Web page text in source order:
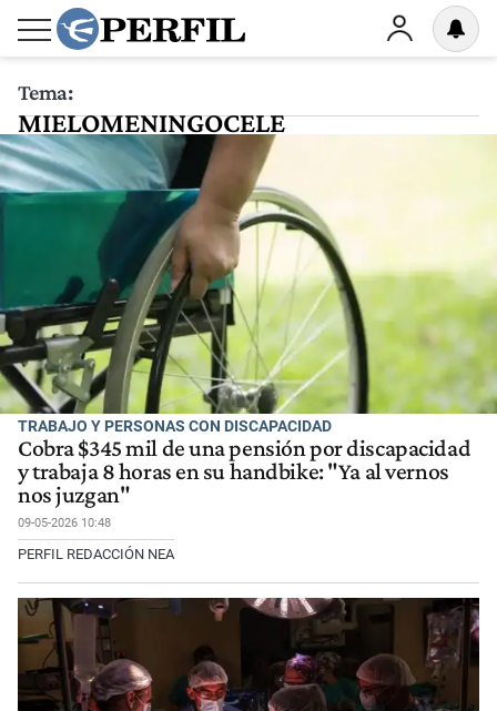
Tema:
MIELOMENINGOCELE
TRABAJO Y PERSONAS CON DISCAPACIDAD
Cobra $345 mil de una pensión por discapacidad
y trabaja 8 horas en su handbike: "Ya al vernos
nos juzgan"
09-05-2026 10:48
PERFIL REDACCIÓN NEA